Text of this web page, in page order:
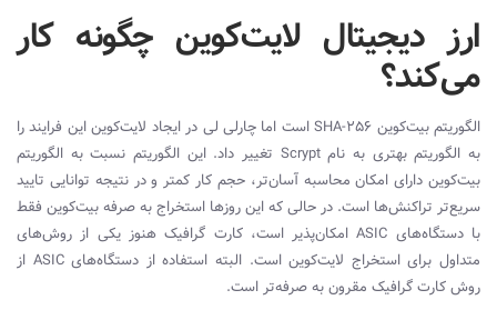
ارز دیجیتال لایت‌کوین چگونه کار
می‌کند؟
الگوریتم بیت‌کوین SHA-256است اما چارلی‌ لی در ایجاد لایت‌کوین این فرایند را
به الگوریتم بهتری به نامScrypt تغییر داد. این الگوریتم نسبت به الگوریتم
بیت‌کوین دارای امکان محاسبه آسان‌تر، حجم کار کمتر و در نتیجه توانایی تایید
سریع‌تر تراکنش‌ها است. در حالی که این روزها استخراج به صرفه بیت‌کوین فقط
با دستگاه‌های ASICامکان‌پذیر است،‌ کارت گرافیک هنوز یکی از روش‌های
متداول برای استخراج لایت‌کوین است. البته استفاده از دستگاه‌‌هایASIC از
روش کارت گرافیک مقرون به صرفه‌تر است.